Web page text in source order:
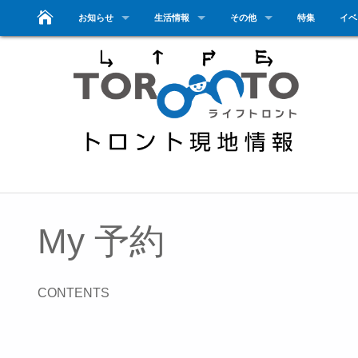
お知らせ 生活情報 その他 特集 イ
My 予約
CONTENTS